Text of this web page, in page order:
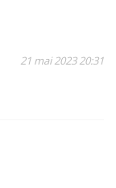
21 mai 2023 20:31